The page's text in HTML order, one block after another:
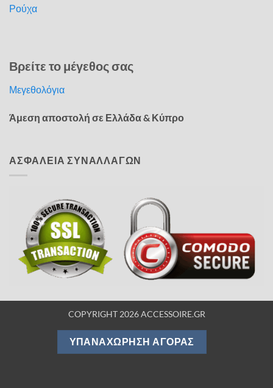
Ρούχα
Βρείτε το μέγεθος σας
Μεγεθολόγια
Άμεση αποστολή σε Ελλάδα & Κύπρο
ΑΣΦΑΛΕΙΑ ΣΥΝΑΛΛΑΓΩΝ
COPYRIGHT 2026 ACCESSOIRE.GR
ΥΠΑΝΑΧΏΡΗΣΗ ΑΓΟΡΆΣ